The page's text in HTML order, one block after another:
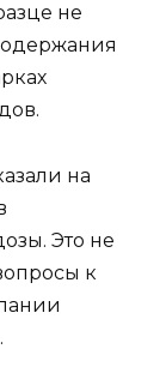
не
на
Это не
к